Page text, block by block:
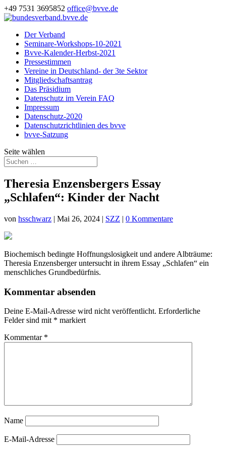
+49 7531 3695852 office@bvve.de
Der Verband
Seminare-Workshops-10-2021
Bvve-Kalender-Herbst-2021
Pressestimmen
Vereine in Deutschland- der 3te Sektor
Mitgliedschaftsantrag
Das Präsidium
Datenschutz im Verein FAQ
Impressum
Datenschutz-2020
Datenschutzrichtlinien des bvve
bvve-Satzung
Seite wählen
Theresia Enzensbergers Essay
„Schlafen“: Kinder der Nacht
von hsschwarz | Mai 26, 2024 | SZZ | 0 Kommentare
Biochemisch bedingte Hoffnungslosigkeit und andere Albträume:
Theresia Enzensberger untersucht in ihrem Essay „Schlafen“ ein
menschliches Grundbedürfnis.
Kommentar absenden
Deine E-Mail-Adresse wird nicht veröffentlicht. Erforderliche
Felder sind mit * markiert
Kommentar *
Name
E-Mail-Adresse